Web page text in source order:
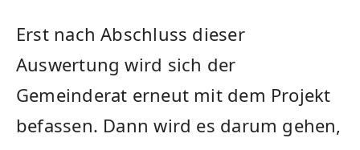
Erst nach Abschluss dieser
Auswertung wird sich der
Gemeinderat erneut mit dem Projekt
befassen. Dann wird es darum gehen,